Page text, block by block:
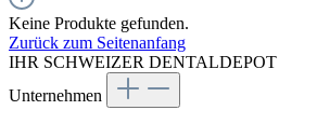
Keine Produkte gefunden.
Zurück zum Seitenanfang
IHR SCHWEIZER DENTALDEPOT
Unternehmen